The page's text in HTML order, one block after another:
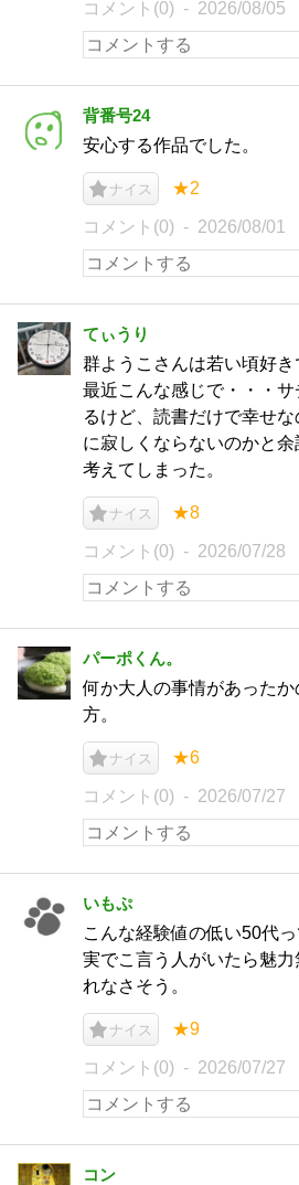
コメント(0) 2026/08/05
背番号24
安心する作品でした。
ナイス ★2
コメント(0) 2026/08/01
てぃうり
群ようこさんは若い頃好き
最近こんな感じで・・・
るけど、読書だけで幸せ
に寂しくならないのかと
考えてしまった。
ナイス ★8
コメント(0) 2026/07/28
パーポくん。
何か大人の事情があった
方。
ナイス ★6
コメント(0) 2026/07/27
いもぷ
こんな経験値の低い50代
実でこ言う人がいたら魅
れなさそう。
ナイス ★9
コメント(0) 2026/07/27
コン